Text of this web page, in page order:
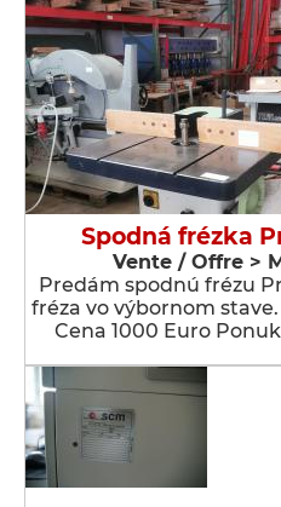
Spodná frézka
Vente / Offre >
Predám spodnú frézu
fréza vo výbornom
Cena 1000 Euro